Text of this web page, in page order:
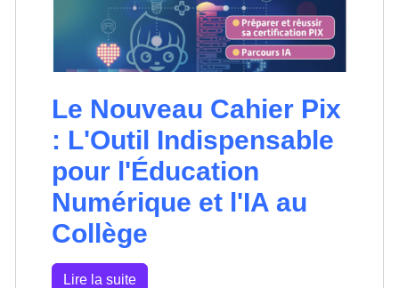
Le Nouveau Cahier Pix
: L'Outil Indispensable
pour l'Éducation
Numérique et l'IA au
Collège
Lire la suite